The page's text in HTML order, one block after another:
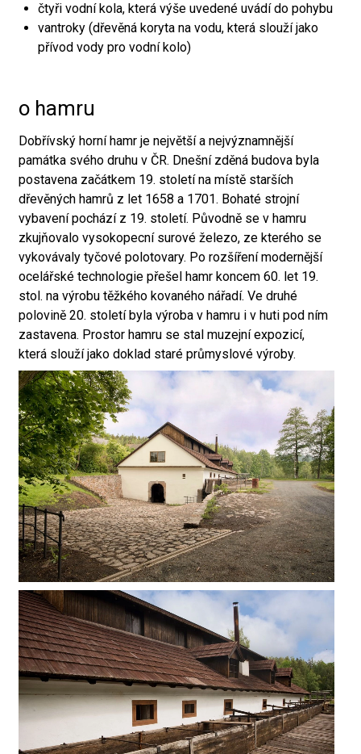
čtyři vodní kola, která výše uvedené uvádí do pohybu
vantroky (dřevěná koryta na vodu, která slouží jako
přívod vody pro vodní kolo)
o hamru
Dobřívský horní hamr je největší a nejvýznamnější
památka svého druhu v ČR. Dnešní zděná budova byla
postavena začátkem 19. století na místě starších
dřevěných hamrů z let 1658 a 1701. Bohaté strojní
vybavení pochází z 19. století. Původně se v hamru
zkujňovalo vysokopecní surové železo, ze kterého se
vykovávaly tyčové polotovary. Po rozšíření modernější
ocelářské technologie přešel hamr koncem 60. let 19.
stol. na výrobu těžkého kovaného nářadí. Ve druhé
polovině 20. století byla výroba v hamru i v huti pod ním
zastavena. Prostor hamru se stal muzejní expozicí,
která slouží jako doklad staré průmyslové výroby.